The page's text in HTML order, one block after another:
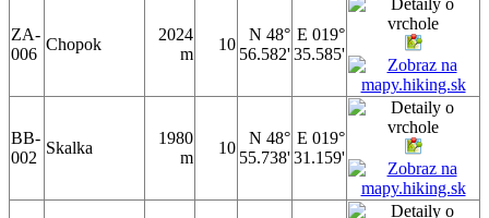
ZA-
006
Chopok
2024
m
10
N 48°
56.582'
E 019°
35.585'
BB-
002
Skalka
1980
m
10
N 48°
55.738'
E 019°
31.159'